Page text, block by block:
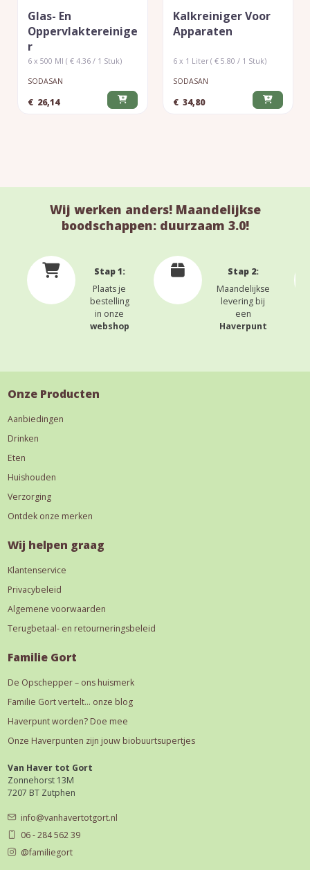
Glas- En
Oppervlaktereinige
R
6 x 500 Ml ( € 4.36 / 1 Stuk)
SODASAN
€ 26,14
Kalkreiniger Voor
Apparaten
6 x 1 Liter ( € 5.80 / 1 Stuk)
SODASAN
€ 34,80
Wij werken anders! Maandelijkse
boodschappen: duurzaam 3.0!
Stap 1:
Plaats je
bestelling
in onze
webshop
Stap 2:
Maandelijkse
levering bij
een
Haverpunt
Onze Producten
Aanbiedingen
Drinken
Eten
Huishouden
Verzorging
Ontdek onze merken
Wij helpen graag
Klantenservice
Privacybeleid
Algemene voorwaarden
Terugbetaal- en retourneringsbeleid
Familie Gort
De Opschepper – ons huismerk
Familie Gort vertelt… onze blog
Haverpunt worden? Doe mee
Onze Haverpunten zijn jouw biobuurtsupertjes
Van Haver tot Gort
Zonnehorst 13M
7207 BT Zutphen
info@vanhavertotgort.nl
06 - 284 562 39
@familiegort